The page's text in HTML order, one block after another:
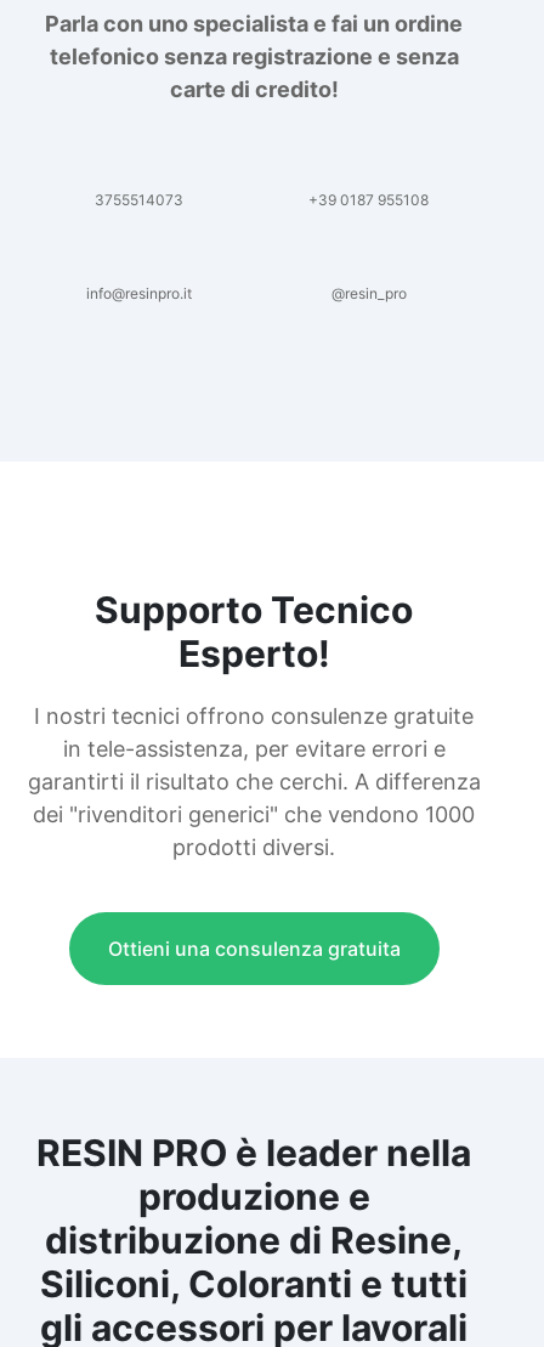
Parla con uno specialista e fai un ordine
telefonico senza registrazione e senza
carte di credito!
3755514073 +39 0187 955108
info@resinpro.it @resin_pro
Supporto Tecnico
Esperto!
I nostri tecnici offrono consulenze gratuite
in tele-assistenza, per evitare errori e
garantirti il risultato che cerchi. A differenza
dei "rivenditori generici" che vendono 1000
prodotti diversi.
Ottieni una consulenza gratuita
RESIN PRO è leader nella
produzione e
distribuzione di Resine,
Siliconi, Coloranti e tutti
gli accessori per lavorali